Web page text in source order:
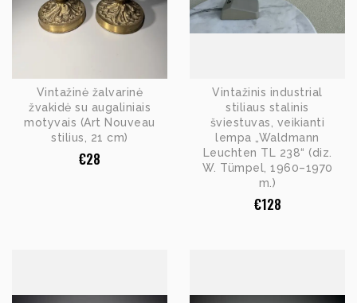
Vintažinė žalvarinė
žvakidė su augaliniais
motyvais (Art Nouveau
stilius, 21 cm)
€28
Vintažinis industrial
stiliaus stalinis
šviestuvas, veikianti
lempa „Waldmann
Leuchten TL 238“ (diz.
W. Tümpel, 1960–1970
m.)
€128